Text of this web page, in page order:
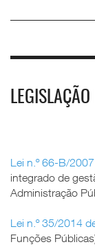
Lei n.º 66-B/
integrado de
Administração
Lei n.º 35/2014
Funções